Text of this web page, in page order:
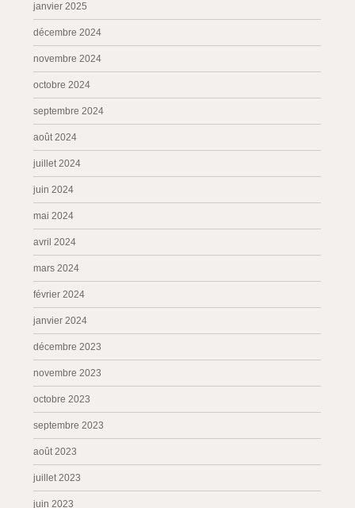
janvier 2025
décembre 2024
novembre 2024
octobre 2024
septembre 2024
août 2024
juillet 2024
juin 2024
mai 2024
avril 2024
mars 2024
février 2024
janvier 2024
décembre 2023
novembre 2023
octobre 2023
septembre 2023
août 2023
juillet 2023
juin 2023